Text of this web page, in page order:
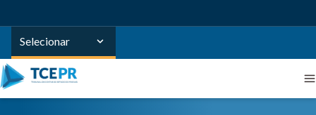
Selecionar